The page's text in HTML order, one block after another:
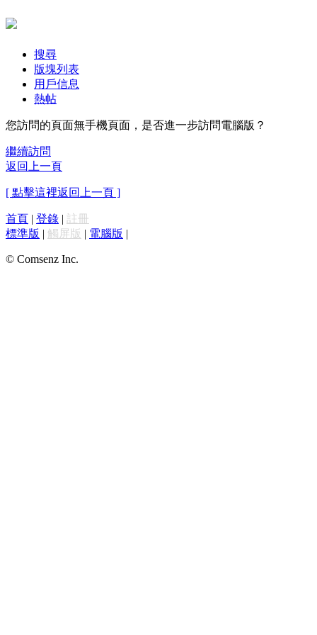
搜尋
版塊列表
用戶信息
熱帖
您訪問的頁面無手機頁面，是否進一步訪問電腦版？
繼續訪問
返回上一頁
[ 點擊這裡返回上一頁 ]
首頁 | 登錄 | 註冊
標準版 | 觸屏版 | 電腦版 |
© Comsenz Inc.